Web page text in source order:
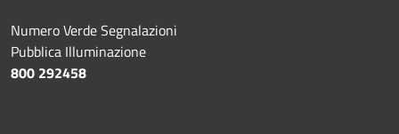
Numero Verde Segnalazioni
Pubblica Illuminazione
800 292458